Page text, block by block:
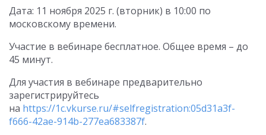
Дата: 11 ноября 2025 г. (вторник) в 10:00 по
московскому времени.
Участие в вебинаре бесплатное. Общее время – до
45 минут.
Для участия в вебинаре предварительно
зарегистрируйтесь
на https://1c.vkurse.ru/#selfregistration:05d31a3f-
f666-42ae-914b-277ea683387f.